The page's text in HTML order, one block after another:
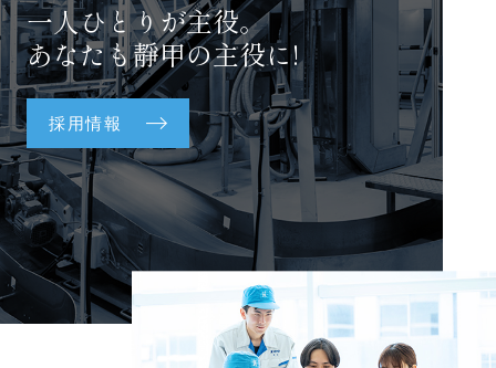
一人ひとりが主役。
あなたも靜甲の主役に!
採用情報